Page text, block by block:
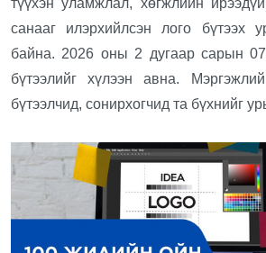
түүхэн уламжлал, хөгжлийн
санааг илэрхийлсэн лого бүтээх
байна. 2026 оны 2 дугаар сарын
бүтээлийг хүлээн авна.
бүтээлчид, сонирхогчид та бүхнийг